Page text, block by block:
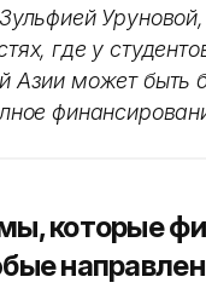
где у
Азии может быть
которые